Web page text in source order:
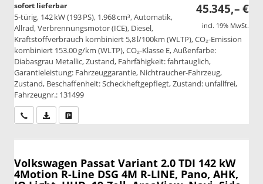
45.345,– €
incl. 19% MwSt.
sofort lieferbar
5-türig, 142 kW (193 PS), 1.968 cm³, Automatik,
Allrad, Verbrennungsmotor (ICE), Diesel,
Kraftstoffverbrauch kombiniert 5,8 l/100km (WLTP), CO₂-Emission
kombiniert 153.00 g/km (WLTP), CO₂-Klasse E, Außenfarbe:
Diabasgrau Metallic, Zustand, Fahrfähigkeit: fahrtauglich,
Garantieleistung: Fahrzeuggarantie, Nichtraucher-Fahrzeug,
Zustand, Beschaffenheit: Scheckheftgepflegt, Zustand: unfallfrei,
Fahrzeugnr.: 131499
Wir rufen Sie anPDF-Datei, Fahrzeugexposé drucken
Volkswagen Passat Variant 2.0 TDI 142 kW
4Motion R-Line DSG 4M R-LINE, Pano, AHK,